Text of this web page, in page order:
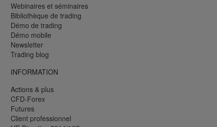
Webinaires et séminaires
Bibliothèque de trading
Démo de trading
Démo mobile
Newsletter
Trading blog
INFORMATION
Actions & plus
CFD-Forex
Futures
Client professionnel